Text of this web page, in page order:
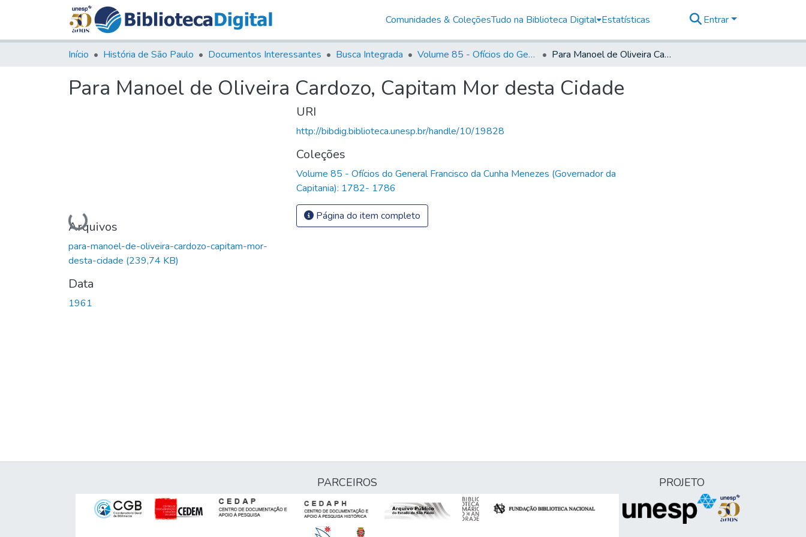
Comunidades & ColeçõesTudo na Biblioteca Digital Estatísticas Entrar
Início História de São Paulo Documentos Interessantes Busca Integrada Volume 85 - Ofícios do General Francisco da Cunha Menezes (Governador da Capitania): 1782- 1786 Para Manoel de Oliveira Cardozo, Capitam Mor desta Cidade
Para Manoel de Oliveira Cardozo, Capitam Mor desta Cidade
Carregando...
Arquivos
para-manoel-de-oliveira-cardozo-capitam-mor-
desta-cidade (239,74 KB)
Data
1961
URI
http://bibdig.biblioteca.unesp.br/handle/10/19828
Coleções
Volume 85 - Ofícios do General Francisco da Cunha Menezes (Governador da
Capitania): 1782- 1786
Página do item completo
PARCEIROS PROJETO